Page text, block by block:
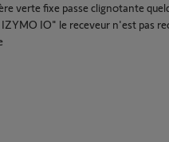
verte fixe passe clignotante
IO" le receveur n'est pas